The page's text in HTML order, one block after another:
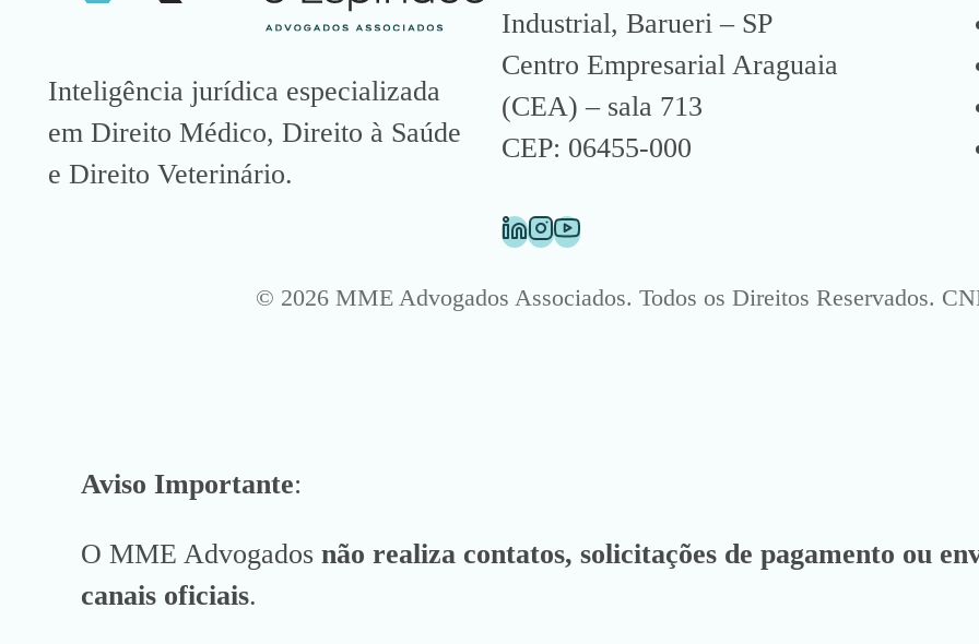
Inteligência jurídica especializada
em Direito Médico, Direito à Saúde
e Direito Veterinário.
Industrial, Barueri – SP
Centro Empresarial Araguaia
(CEA) – sala 713
CEP: 06455-000
© 2026 MME Advogados Associados. Todos os Direitos Reservados.
Aviso Importante:
O MME Advogadosnão realiza contatos, solicitações de pagamento ou
canais oficiais.